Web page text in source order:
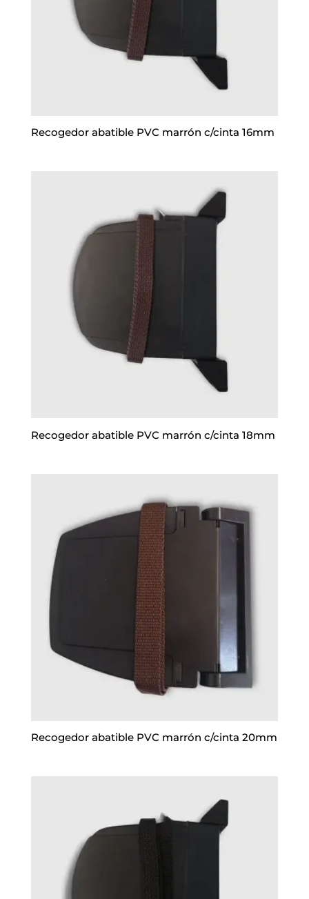
Recogedor abatible PVC marrón c/cinta 16mm
Recogedor abatible PVC marrón c/cinta 18mm
Recogedor abatible PVC marrón c/cinta 20mm